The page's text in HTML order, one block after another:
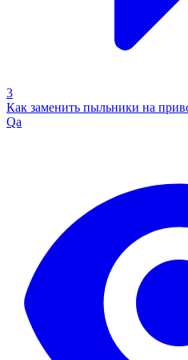
3
Как заменить пыльники на
Qa